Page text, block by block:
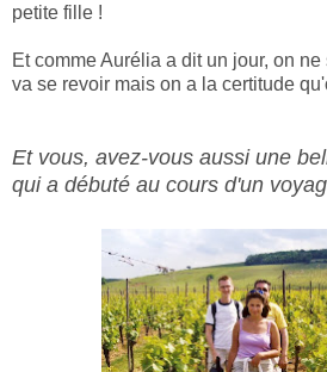
petite fille !
Et comme Aurélia a dit un jour, on
va se revoir mais on a la certitude
Et vous, avez-vous aussi une
qui a débuté au cours d'un